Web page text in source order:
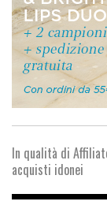
In qualità di
acquisti idonei